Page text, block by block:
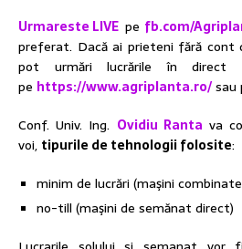
Urmareste LIVE pe fb.com/
preferat. Dacă ai prieteni fără cont
pot urmări lucrările în direct
pe https://www.agriplanta.ro/sau
Conf. Univ. Ing. Ovidiu Ranta va
voi, tipurile de tehnologii folosite:
minim de lucrări (maşini
no-till (maşini de semănat direct)